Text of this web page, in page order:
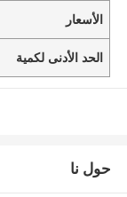
الأسعار
الحد الأدنى لكمية
حول نا